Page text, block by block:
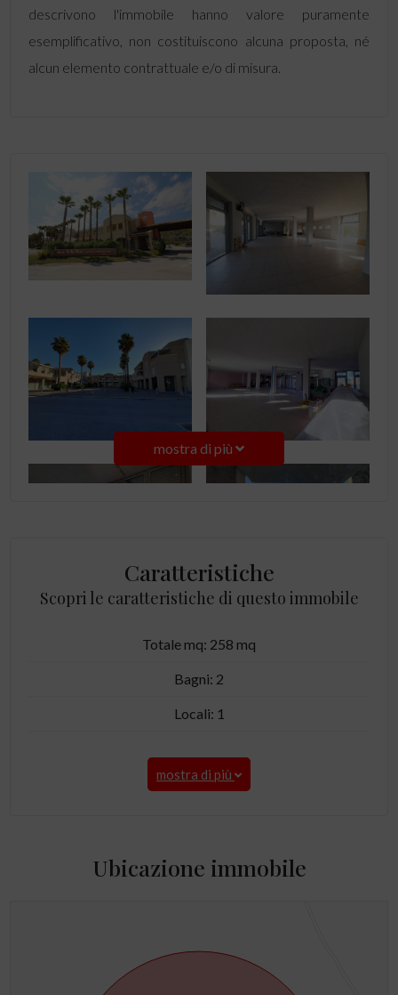
descrivono l'immobile hanno valore puramente
esemplificativo, non costituiscono alcuna proposta, né
alcun elemento contrattuale e/o di misura.
mostra di più
Caratteristiche
Scopri le caratteristiche di questo immobile
Totale mq: 258 mq
Bagni: 2
Locali: 1
mostra di più
Ubicazione immobile